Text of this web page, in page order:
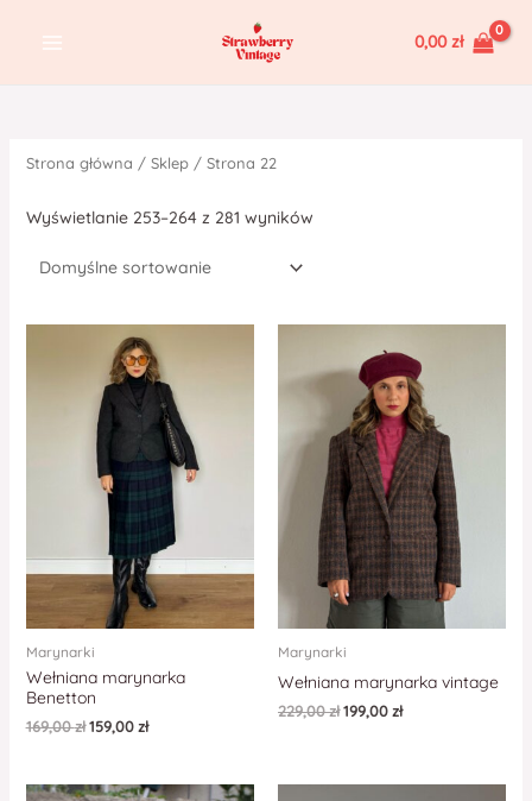
0,00zł
Strona główna / Sklep/ Strona 22
Wyświetlanie 253–264 z 281 wyników
Marynarki
Wełniana marynarka
Benetton
169,00zł 159,00zł
Marynarki
Wełniana marynarka vintage
229,00zł199,00zł